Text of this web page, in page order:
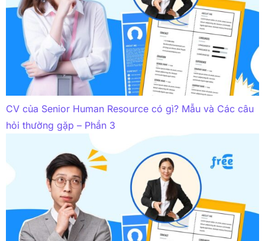
CV của Senior Human Resource có gì? Mẫu và Các câu
hỏi thường gặp – Phần 3